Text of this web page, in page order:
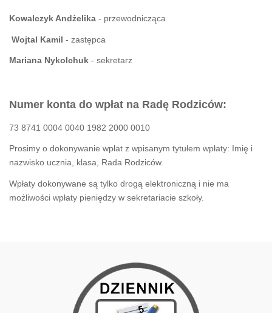
Kowalczyk Andżelika - przewodnicząca
Wojtal Kamil - zastępca
Mariana Nykolchuk - sekretarz
Numer konta do wpłat na Radę Rodziców:
73 8741 0004 0040 1982 2000 0010
Prosimy o dokonywanie wpłat z wpisanym tytułem wpłaty: Imię i
nazwisko ucznia, klasa, Rada Rodziców.
Wpłaty dokonywane są tylko drogą elektroniczną i nie ma
możliwości wpłaty pieniędzy w sekretariacie szkoły.